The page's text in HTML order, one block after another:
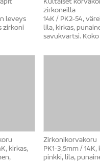
leveys
zirkoni
Kultaiset
zirkoneilla
14K / PK2-54,
lila, kirkas,
savukvartsi.
kirkas,
Zirkonikorvakoru
PK1-3,5mm / 14K,
pinkki, lila,